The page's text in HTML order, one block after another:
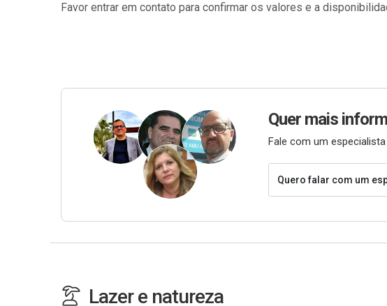
Favor entrar em contato para confirmar os valores e a
Quer mais
Fale com um
Quero falar com um
Lazer e natureza